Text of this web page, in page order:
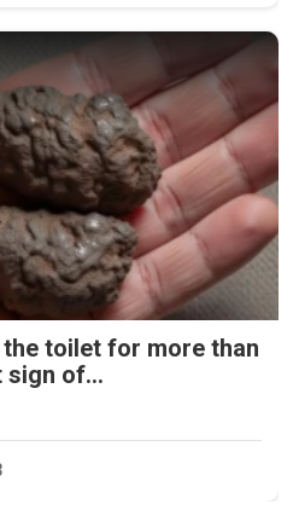
the toilet for more than
sign of...